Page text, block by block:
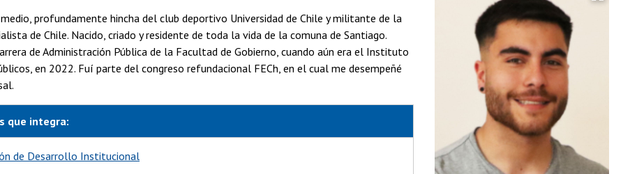
profundamente hincha del club deportivo Universidad de Chile y militante de la
de Chile. Nacido, criado y residente de toda la vida de la comuna de Santiago.
de Administración Pública de la Facultad de Gobierno, cuando aún era el Instituto
en 2022. Fuí parte del congreso refundacional FECh, en el cual me desempeñé
que integra:
de Desarrollo Institucional